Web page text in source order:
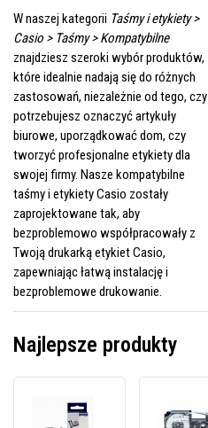
W naszej kategorii Taśmy i etykiety >
Casio > Taśmy > Kompatybilne
znajdziesz szeroki wybór produktów,
które idealnie nadają się do różnych
zastosowań, niezależnie od tego, czy
potrzebujesz oznaczyć artykuły
biurowe, uporządkować dom, czy
tworzyć profesjonalne etykiety dla
swojej firmy. Nasze kompatybilne
taśmy i etykiety Casio zostały
zaprojektowane tak, aby
bezproblemowo współpracowały z
Twoją drukarką etykiet Casio,
zapewniając łatwą instalację i
bezproblemowe drukowanie.
Najlepsze produkty